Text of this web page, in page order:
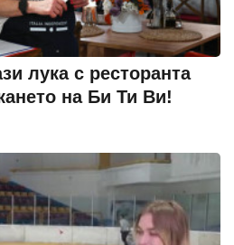
лука с ресторанта
на Би Ти Ви!